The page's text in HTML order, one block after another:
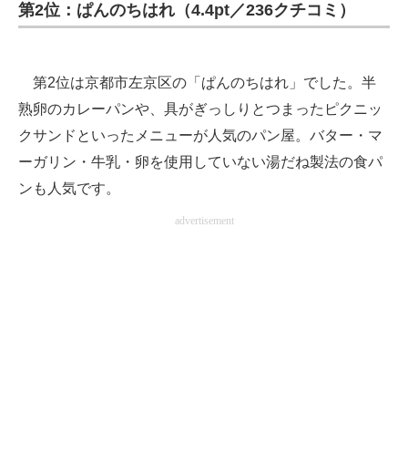
電子設計の基本と応用
ちょっと気になるネットの話題
第2位：ぱんのちはれ（4.4pt／236クチコミ）
第2位は京都市左京区の「ぱんのちはれ」でした。半
熟卵のカレーパンや、具がぎっしりとつまったピクニッ
クサンドといったメニューが人気のパン屋。バター・マ
ーガリン・牛乳・卵を使用していない湯だね製法の食パ
ンも人気です。
advertisement